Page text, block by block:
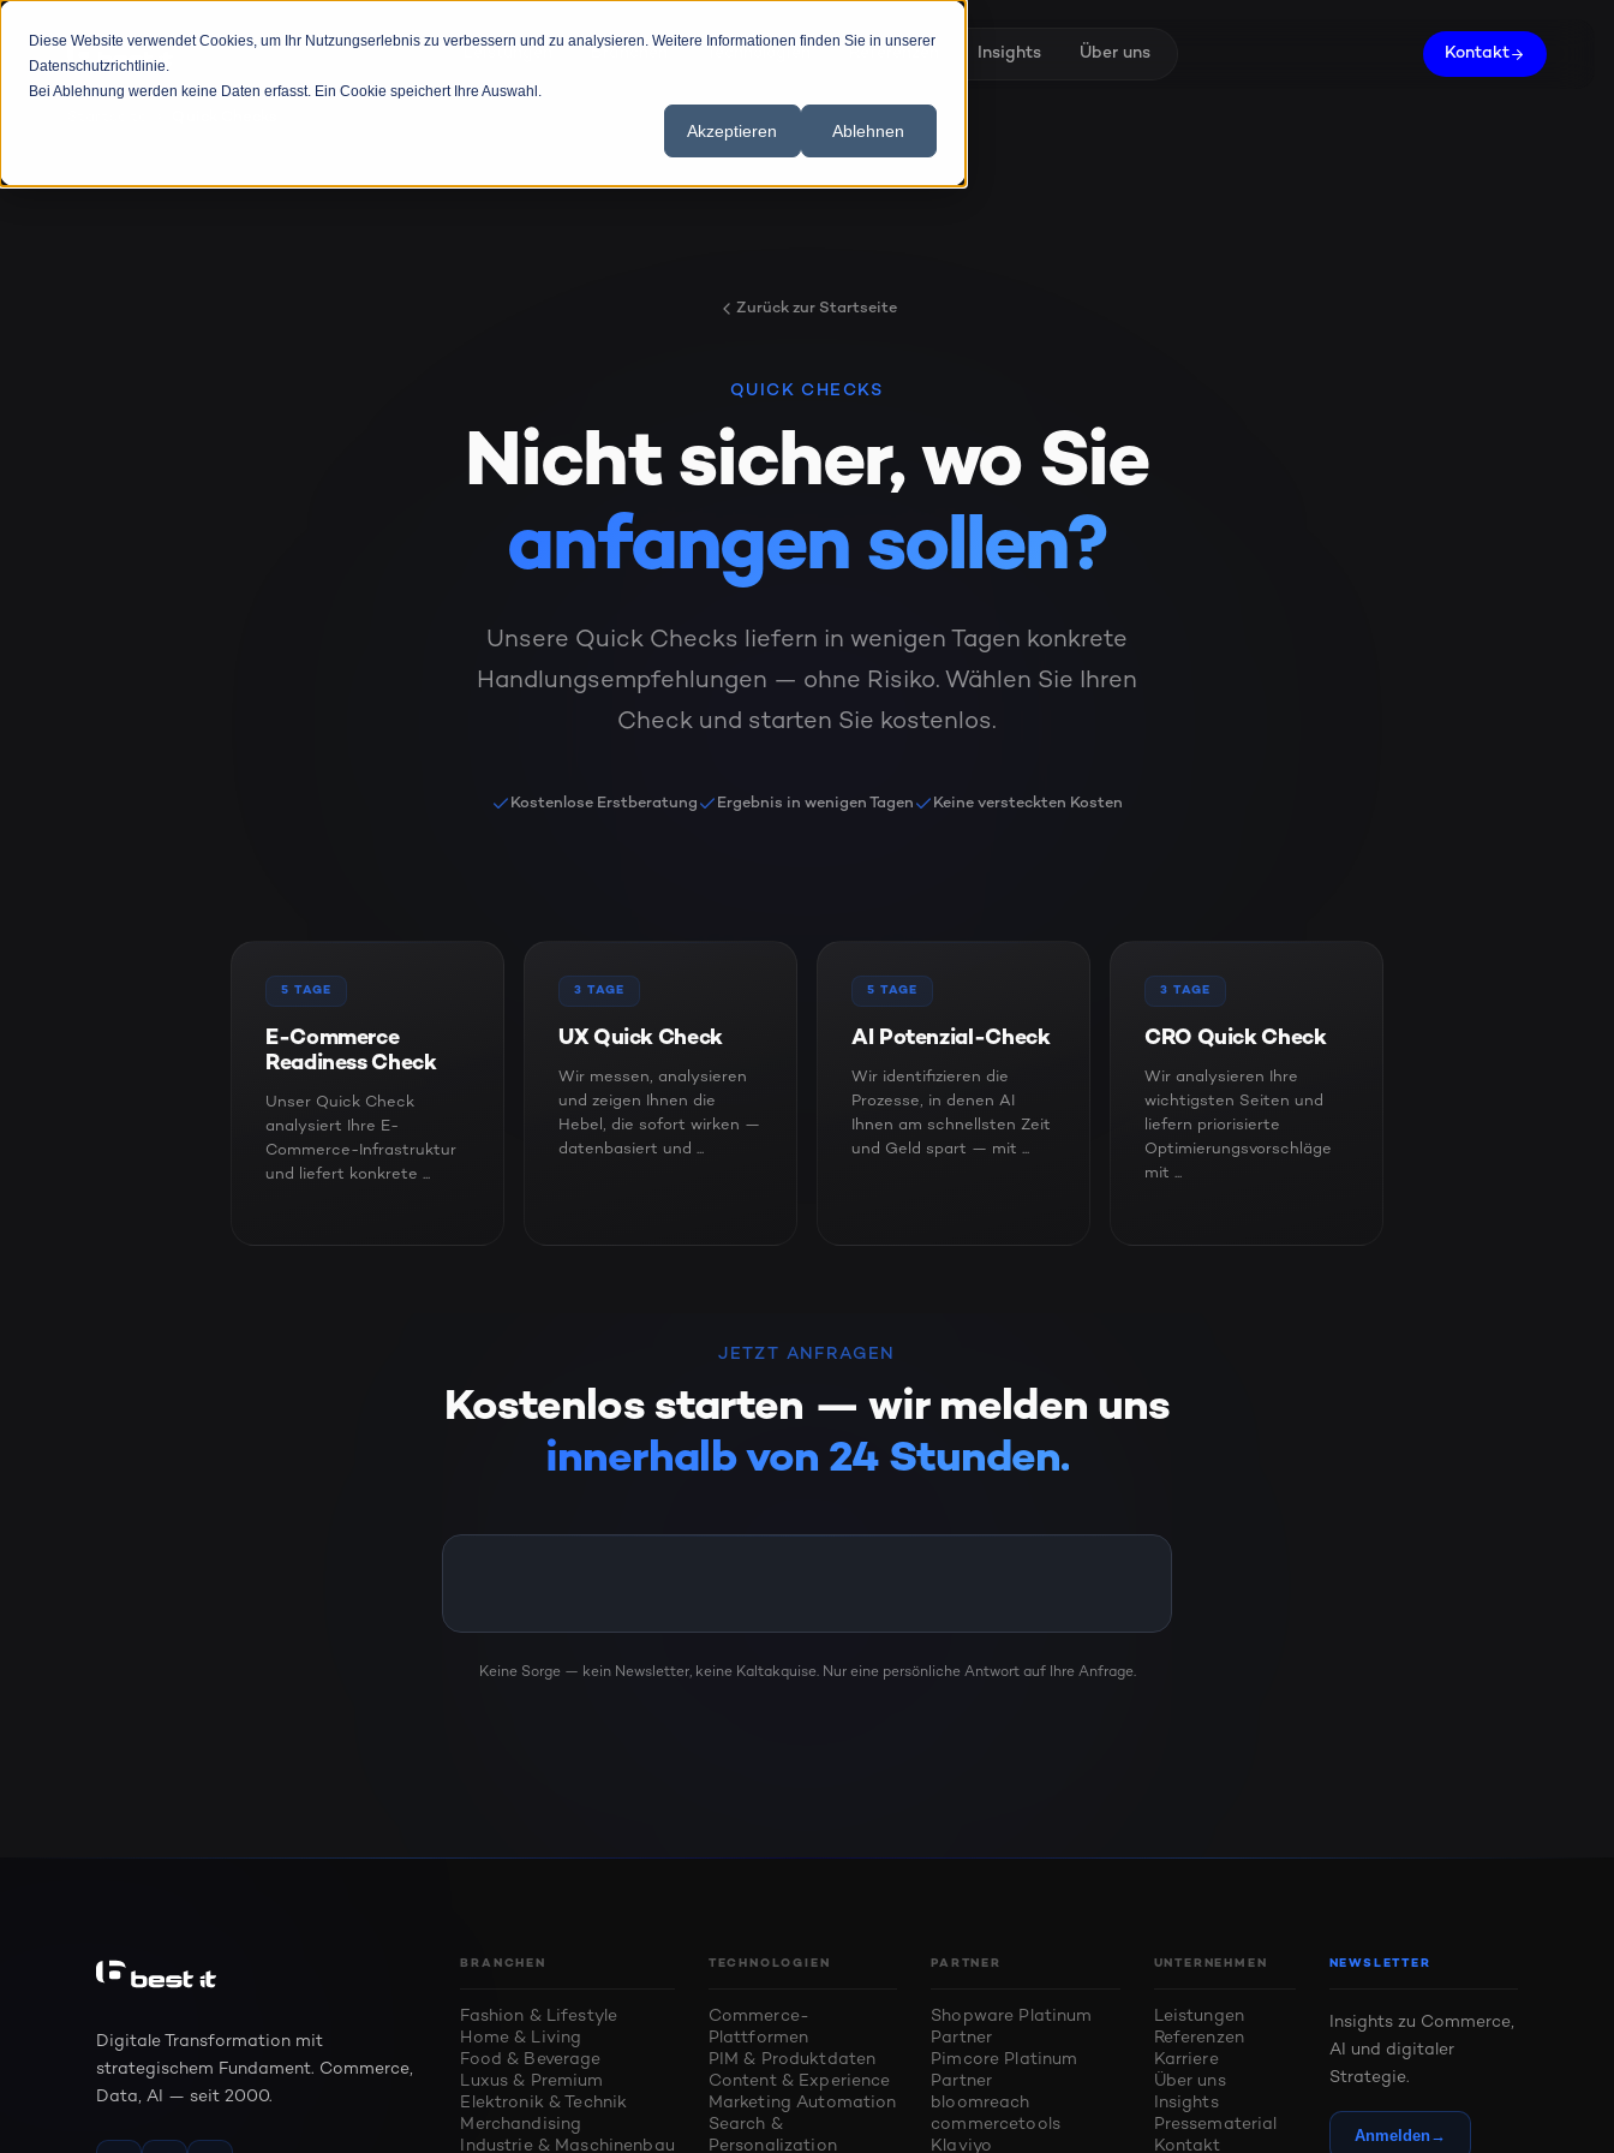
Diese Website verwendet Cookies, um Ihr Nutzungserlebnis zu verbessern und zu analysieren. Weitere Informationen finden Sie in unserer
Datenschutzrichtlinie.
Bei Ablehnung werden keine Daten erfasst. Ein Cookie speichert Ihre Auswahl.
Akzeptieren Ablehnen
Branchen Insights Über uns Kontakt
Zurück zur Startseite
QUICK CHECKS
Nicht sicher, wo Sie
anfangen sollen?
Unsere Quick Checks liefern in wenigen Tagen konkrete
Handlungsempfehlungen — ohne Risiko. Wählen Sie Ihren
Check und starten Sie kostenlos.
Kostenlose Erstberatung Ergebnis in wenigen Tagen Keine versteckten Kosten
5 TAGE
E-Commerce
Readiness Check
Unser Quick Check
analysiert Ihre E-
Commerce-Infrastruktur
und liefert konkrete ...
3 TAGE
UX Quick Check
Wir messen, analysieren
und zeigen Ihnen die
Hebel, die sofort wirken —
datenbasiert und ...
5 TAGE
AI Potenzial-Check
Wir identifizieren die
Prozesse, in denen AI
Ihnen am schnellsten Zeit
und Geld spart — mit ...
3 TAGE
CRO Quick Check
Wir analysieren Ihre
wichtigsten Seiten und
liefern priorisierte
Optimierungsvorschläge
mit ...
JETZT ANFRAGEN
Kostenlos starten — wir melden uns
innerhalb von 24 Stunden.
Keine Sorge — kein Newsletter, keine Kaltakquise. Nur eine persönliche Antwort auf Ihre Anfrage.
Digitale Transformation mit
strategischem Fundament. Commerce,
Data, AI — seit 2000.
BRANCHEN
Fashion & Lifestyle
Home & Living
Food & Beverage
Luxus & Premium
Elektronik & Technik
Merchandising
Industrie & Maschinenbau
TECHNOLOGIEN
Commerce-
Plattformen
PIM & Produktdaten
Content & Experience
Marketing Automation
Search &
Personalization
PARTNER
Shopware Platinum
Partner
Pimcore Platinum
Partner
bloomreach
commercetools
Klaviyo
UNTERNEHMEN
Leistungen
Referenzen
Karriere
Über uns
Insights
Pressematerial
Kontakt
NEWSLETTER
Insights zu Commerce,
AI und digitaler
Strategie.
Anmelden→